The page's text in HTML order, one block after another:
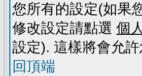
您所有的設定(如果
修改設定請點選 個
設定). 這樣將會允
回頂端